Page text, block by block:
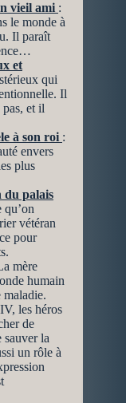
vieil ami :
le monde à
Il paraît
et
qui
Il
et il
à son roi :
envers
plus
du palais
qu’on
vétéran
pour
mère
humain
maladie.
les héros
de
sauver la
un rôle à